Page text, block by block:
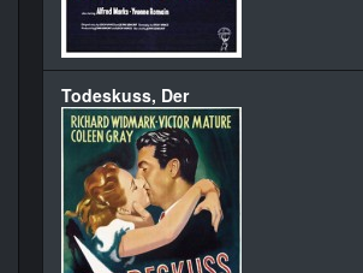
Todeskuss, Der